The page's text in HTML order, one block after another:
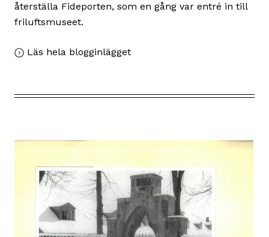
återställa Fideporten, som en gång var entré in till
friluftsmuseet.
Läs hela blogginlägget,
återuppbyggd